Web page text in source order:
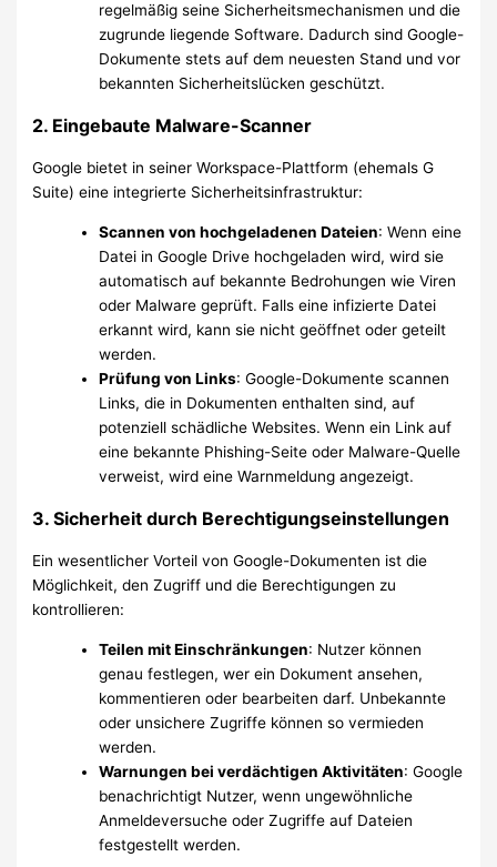
regelmäßig seine Sicherheitsmechanismen und die
zugrunde liegende Software. Dadurch sind Google-
Dokumente stets auf dem neuesten Stand und vor
bekannten Sicherheitslücken geschützt.
2. Eingebaute Malware-Scanner
Google bietet in seiner Workspace-Plattform (ehemals G
Suite) eine integrierte Sicherheitsinfrastruktur:
Scannen von hochgeladenen Dateien: Wenn eine
Datei in Google Drive hochgeladen wird, wird sie
automatisch auf bekannte Bedrohungen wie Viren
oder Malware geprüft. Falls eine infizierte Datei
erkannt wird, kann sie nicht geöffnet oder geteilt
werden.
Prüfung von Links: Google-Dokumente scannen
Links, die in Dokumenten enthalten sind, auf
potenziell schädliche Websites. Wenn ein Link auf
eine bekannte Phishing-Seite oder Malware-Quelle
verweist, wird eine Warnmeldung angezeigt.
3. Sicherheit durch Berechtigungseinstellungen
Ein wesentlicher Vorteil von Google-Dokumenten ist die
Möglichkeit, den Zugriff und die Berechtigungen zu
kontrollieren:
Teilen mit Einschränkungen: Nutzer können
genau festlegen, wer ein Dokument ansehen,
kommentieren oder bearbeiten darf. Unbekannte
oder unsichere Zugriffe können so vermieden
werden.
Warnungen bei verdächtigen Aktivitäten: Google
benachrichtigt Nutzer, wenn ungewöhnliche
Anmeldeversuche oder Zugriffe auf Dateien
festgestellt werden.